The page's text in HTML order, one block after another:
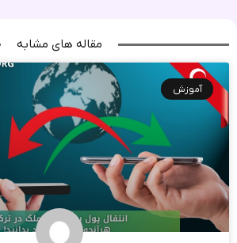
مقاله های مشابه
آموزش